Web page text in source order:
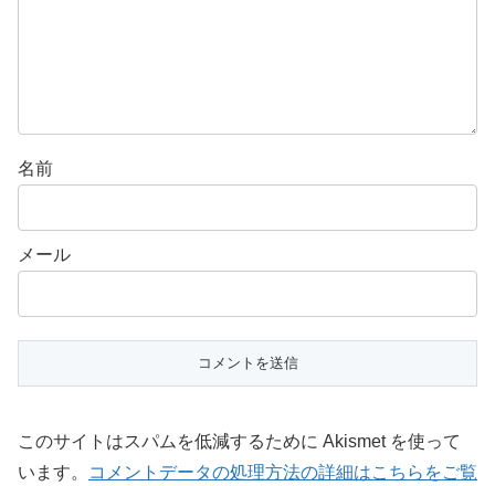
名前
メール
このサイトはスパムを低減するために Akismet を使って
います。
コメントデータの処理方法の詳細はこちらをご覧